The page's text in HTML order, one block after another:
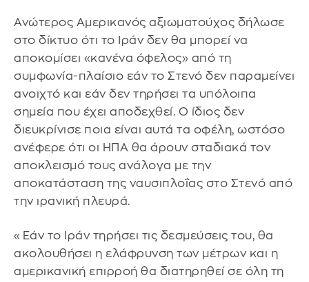
Ανώτερος Αμερικανός αξιωματούχος δήλωσε
στο δίκτυο ότι το Ιράν δεν θα μπορεί να
αποκομίσει «κανένα όφελος» από τη
συμφωνία-πλαίσιο εάν το Στενό δεν παραμείνει
ανοιχτό και εάν δεν τηρήσει τα υπόλοιπα
σημεία που έχει αποδεχθεί. Ο ίδιος δεν
διευκρίνισε ποια είναι αυτά τα οφέλη, ωστόσο
ανέφερε ότι οι ΗΠΑ θα άρουν σταδιακά τον
αποκλεισμό τους ανάλογα με την
αποκατάσταση της ναυσιπλοΐας στο Στενό από
την ιρανική πλευρά.
«Εάν το Ιράν τηρήσει τις δεσμεύσεις του, θα
ακολουθήσει η ελάφρυνση των μέτρων και η
αμερικανική επιρροή θα διατηρηθεί σε όλη τη